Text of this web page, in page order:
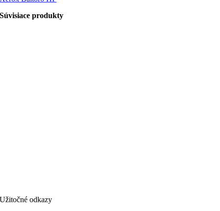
Súvisiace produkty
Užitočné odkazy